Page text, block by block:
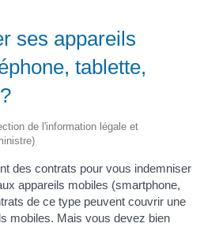
ses appareils
tablette,
de l'information légale et
des contrats pour vous indemniser
appareils mobiles (smartphone,
de ce type peuvent couvrir une
mobiles. Mais vous devez bien